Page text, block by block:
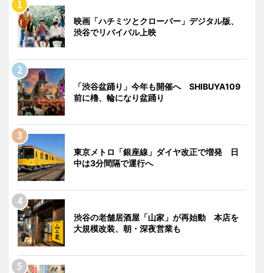
映画「ハチミツとクローバー」デジタル版、
渋谷でリバイバル上映
「渋谷盆踊り」今年も開催へ SHIBUYA109
前に櫓、輪になり盆踊り
東京メトロ「銀座線」ダイヤ改正で増発 日
中は3分間隔で運行へ
渋谷の老舗居酒屋「山家」が再始動 本店を
大規模改装、朝・深夜営業も